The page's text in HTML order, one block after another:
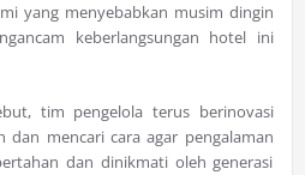
yang menyebabkan musim dingin
keberlangsungan hotel ini
tim pengelola terus berinovasi
dan mencari cara agar pengalaman
dan dinikmati oleh generasi